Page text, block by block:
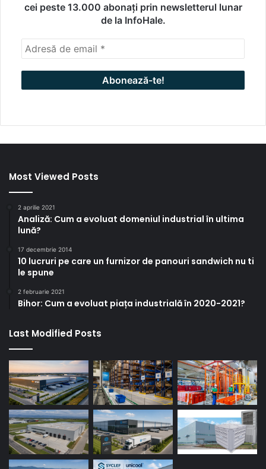
cei peste 13.000 abonați prin newsletterul lunar
de la InfoHale.
Most Viewed Posts
2 aprilie 2021
Analiză: Cum a evoluat domeniul industrial în ultima
lună?
17 decembrie 2014
10 lucruri pe care un furnizor de panouri sandwich nu ti
le spune
2 februarie 2021
Bihor: Cum a evoluat piața industrială în 2020-2021?
Last Modified Posts